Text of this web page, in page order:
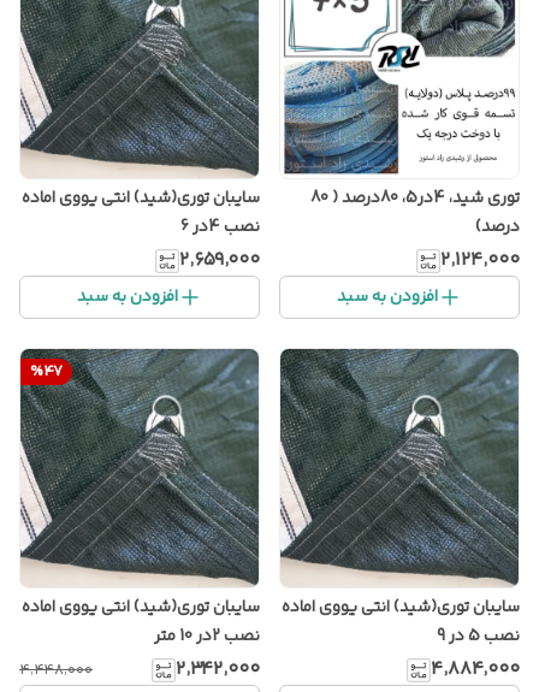
توری شید، 4در5، 80درصد ( 80
درصد)
۲٬۱۲۴٬۰۰۰
افزودن به سبد
سایبان توری(شید) انتی یووی اماده
نصب 4در 6
۲٬۶۵۹٬۰۰۰
افزودن به سبد
سایبان توری(شید) انتی یووی اماده
نصب 5 در 9
۴٬۸۸۴٬۰۰۰
%47
سایبان توری(شید) انتی یووی اماده
نصب 2در 10 متر
۲٬۳۴۲٬۰۰۰ ۴٬۴۴۸٬۰۰۰